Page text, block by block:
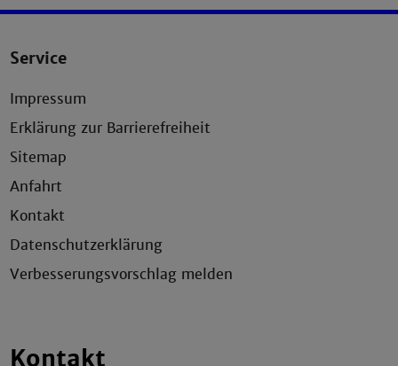
Service
Impressum
Erklärung zur Barrierefreiheit
Sitemap
Anfahrt
Kontakt
Datenschutzerklärung
Verbesserungsvorschlag melden
Kontakt